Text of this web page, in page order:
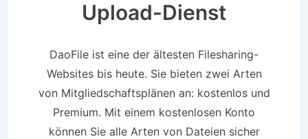
Upload-Dienst
DaoFile ist eine der ältesten Filesharing-
Websites bis heute. Sie bieten zwei Arten
von Mitgliedschaftsplänen an: kostenlos und
Premium. Mit einem kostenlosen Konto
können Sie alle Arten von Dateien sicher